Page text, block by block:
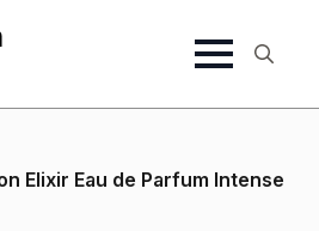
Elixir Eau de Parfum Intense